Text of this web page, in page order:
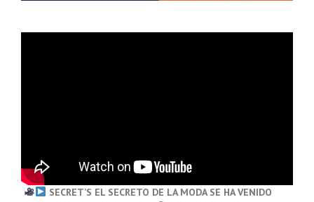
SECRET’S EL SECRETO DE LA MODA SE HA VENIDO